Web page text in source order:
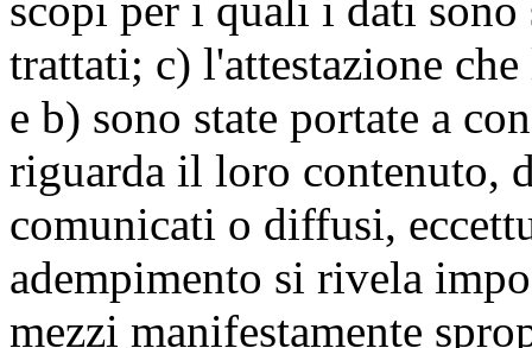
trattati; c) l'attestazione
e b) sono state portate a
riguarda il loro contenuto,
comunicati o diffusi,
adempimento si rivela
mezzi manifestamente